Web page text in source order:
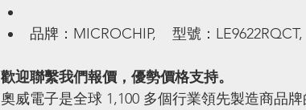
品牌：MICROCHIP,    型號：
歡迎聯繫我們報價，優勢價格支持。
奧威電子是全球 1,100 多個行業領先製造商品